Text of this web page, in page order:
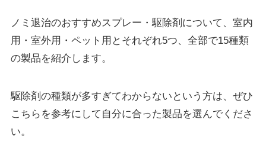
ノミ退治のおすすめスプレー・駆除剤について、室内
用・室外用・ペット用とそれぞれ5つ、全部で15種類
の製品を紹介します。
駆除剤の種類が多すぎてわからないという方は、ぜひ
こちらを参考にして自分に合った製品を選んでくださ
い。